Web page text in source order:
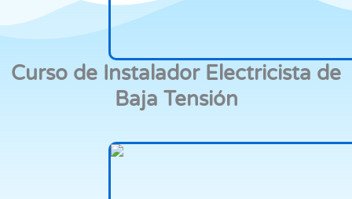
Curso de Instalador Electricista de
Baja Tensión